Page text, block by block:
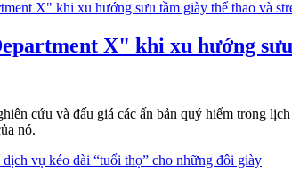
X" khi xu hướng
cứu và đấu giá các ấn bản quý hiếm trong
nó.